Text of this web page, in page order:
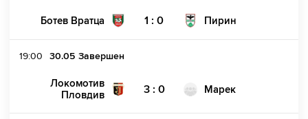
Ботев Вратца 1 : 0 Пирин
19:00 30.05 Завершен
Локомотив
Пловдив
3 : 0 Марек